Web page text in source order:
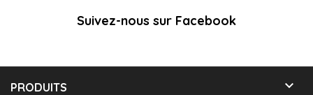
Suivez-nous sur Facebook
PRODUITS 